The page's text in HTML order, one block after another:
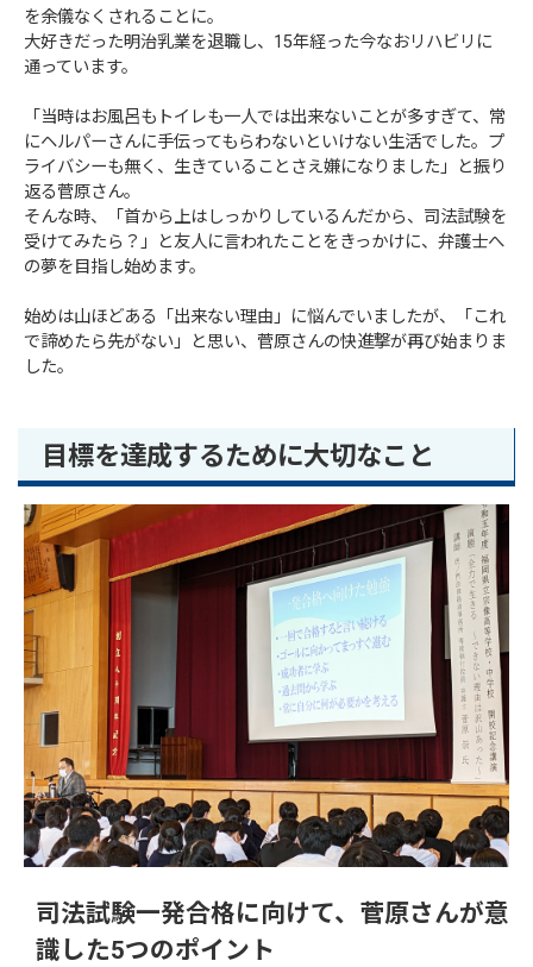
を余儀なくされることに。
大好きだった明治乳業を退職し、15年経った今なおリハビリに
通っています。
「当時はお風呂もトイレも一人では出来ないことが多すぎて、常
にヘルパーさんに手伝ってもらわないといけない生活でした。プ
ライバシーも無く、生きていることさえ嫌になりました」と振り
返る菅原さん。
そんな時、「首から上はしっかりしているんだから、司法試験を
受けてみたら？」と友人に言われたことをきっかけに、弁護士へ
の夢を目指し始めます。
始めは山ほどある「出来ない理由」に悩んでいましたが、「これ
で諦めたら先がない」と思い、菅原さんの快進撃が再び始まりま
した。
目標を達成するために大切なこと
司法試験一発合格に向けて、菅原さんが意
識した5つのポイント